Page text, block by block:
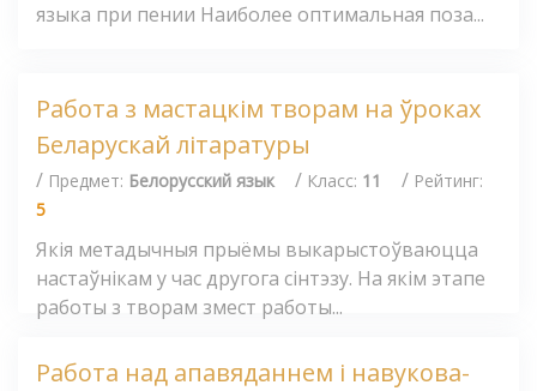
языка при пении Наиболее оптимальная поза...
Работа з мастацкім творам на ўроках
Беларускай літаратуры
/ Предмет: Белорусский язык / Класс: 11 / Рейтинг:
5
Якія метадычныя прыёмы выкарыстоўваюцца
настаўнікам у час другога сінтэзу. На якім этапе
работы з творам змест работы...
Работа над апавяданнем і навукова-